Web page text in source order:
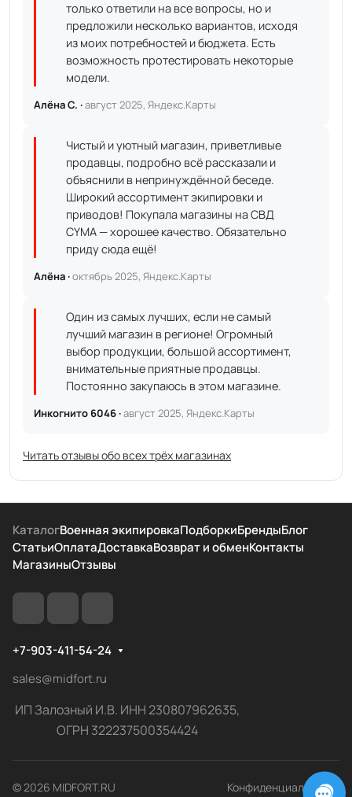
только ответили на все вопросы, но и
предложили несколько вариантов, исходя
из моих потребностей и бюджета. Есть
возможность протестировать некоторые
модели.
Алёна С. ·август 2025, Яндекс.Карты
Чистый и уютный магазин, приветливые
продавцы, подробно всё рассказали и
объяснили в непринуждённой беседе.
Широкий ассортимент экипировки и
приводов! Покупала магазины на СВД
CYMA — хорошее качество. Обязательно
приду сюда ещё!
Алёна ·октябрь 2025, Яндекс.Карты
Один из самых лучших, если не самый
лучший магазин в регионе! Огромный
выбор продукции, большой ассортимент,
внимательные приятные продавцы.
Постоянно закупаюсь в этом магазине.
Инкогнито 6046 ·август 2025, Яндекс.Карты
Читать отзывы обо всех трёх магазинах
КаталогВоенная экипировкаПодборкиБрендыБлог
СтатьиОплатаДоставкаВозврат и обменКонтакты
МагазиныОтзывы
+7-903-411-54-24
sales@midfort.ru
ИП Залозный И.В. ИНН 230807962635,
ОГРН 322237500354424
© 2026 MIDFORT.RU Конфиденциальность